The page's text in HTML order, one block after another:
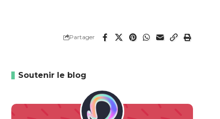
Partager
Soutenir le blog